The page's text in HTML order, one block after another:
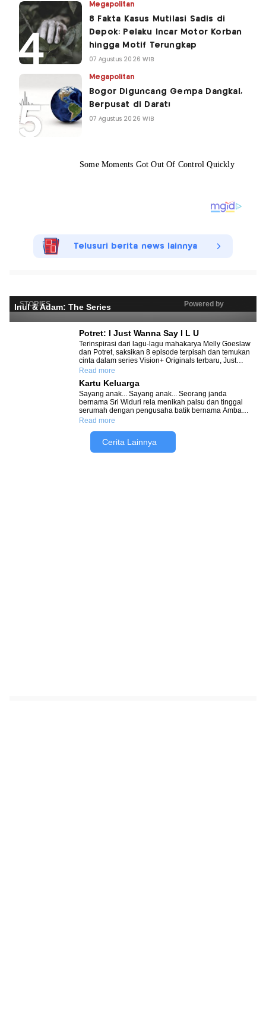
Megapolitan
8 Fakta Kasus Mutilasi Sadis di
Depok: Pelaku Incar Motor Korban
hingga Motif Terungkap
07 Agustus 2026 WIB
Megapolitan
Bogor Diguncang Gempa Dangkal,
Berpusat di Darat!
07 Agustus 2026 WIB
Telusuri berita news lainnya